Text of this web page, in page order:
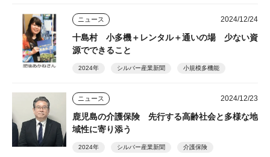
ニュース 2024/12/24
十島村 小多機＋レンタル＋通いの場 少ない資
源でできること
2024年 シルバー産業新聞 小規模多機能
ニュース 2024/12/23
鹿児島の介護保険 先行する高齢社会と多様な地
域性に寄り添う
2024年 シルバー産業新聞 介護保険